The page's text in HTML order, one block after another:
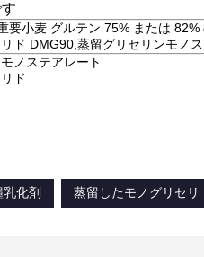
要小麦 グルテン 75% または
ド DMG90,蒸留グリセリンモノ
ノステアレート
ド
化剤 蒸留したモノグリセリ